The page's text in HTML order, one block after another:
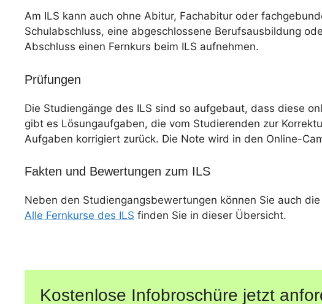
Am ILS kann auch ohne Abitur, Fachabitur oder
Schulabschluss, eine abgeschlossene Berufsausbildung
Abschluss einen Fernkurs beim ILS aufnehmen.
Prüfungen
Die Studiengänge des ILS sind so aufgebaut, dass diese
gibt es Lösungaufgaben, die vom Studierenden zur
Aufgaben korrigiert zurück. Die Note wird in den Online-
Fakten und Bewertungen zum ILS
Neben den Studiengangsbewertungen können Sie auch die
Alle Fernkurse des ILS finden Sie in dieser Übersicht.
Kostenlose Infobroschüre jetzt